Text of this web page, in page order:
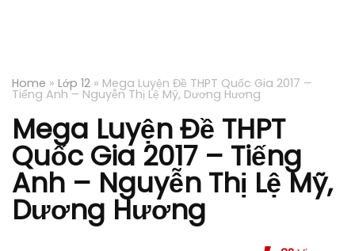
Home » Lớp 12 » Mega Luyện Đề THPT Quốc Gia 2017 –
Tiếng Anh – Nguyễn Thị Lệ Mỹ, Dương Hương
Mega Luyện Đề THPT
Quốc Gia 2017 – Tiếng
Anh – Nguyễn Thị Lệ Mỹ,
Dương Hương